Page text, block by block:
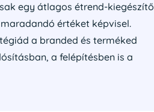
egy átlagos étrend-kiegészítő
értéket képvisel.
a branded és terméked
a felépítésben is a